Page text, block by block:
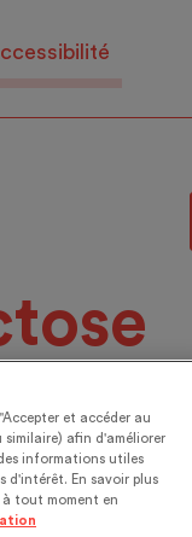
et accéder au
similaire) afin d'améliorer
informations utiles
d'intérêt. En savoir plus
à tout moment en